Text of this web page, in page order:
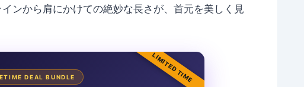
ンから肩にかけての絶妙な長さが、首元を美しく見
LIMITED TIME
DEAL BUNDLE